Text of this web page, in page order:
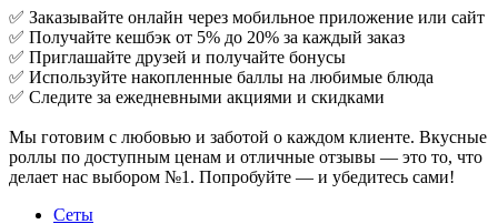
✅ Заказывайте онлайн через мобильное приложение или сайт
✅ Получайте кешбэк от 5% до 20% за каждый заказ
✅ Приглашайте друзей и получайте бонусы
✅ Используйте накопленные баллы на любимые блюда
✅ Следите за ежедневными акциями и скидками
Мы готовим с любовью и заботой о каждом клиенте. Вкусные
роллы по доступным ценам и отличные отзывы — это то, что
делает нас выбором №1. Попробуйте — и убедитесь сами!
Сеты